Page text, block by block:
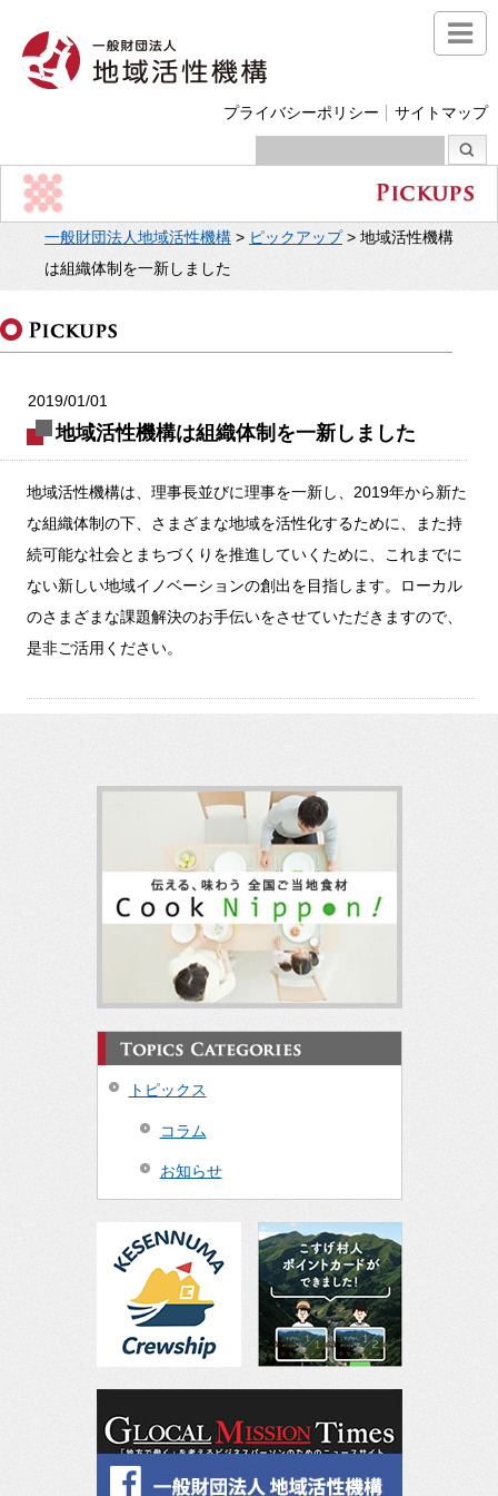
プライバシーポリシー サイトマップ
一般財団法人地域活性機構 > ピックアップ> 地域活性機構
は組織体制を一新しました
2019/01/01
地域活性機構は組織体制を一新しました
地域活性機構は、理事長並びに理事を一新し、2019年から新た
な組織体制の下、さまざまな地域を活性化するために、また持
続可能な社会とまちづくりを推進していくために、これまでに
ない新しい地域イノベーションの創出を目指します。ローカル
のさまざまな課題解決のお手伝いをさせていただきますので、
是非ご活用ください。
トピックス
コラム
お知らせ